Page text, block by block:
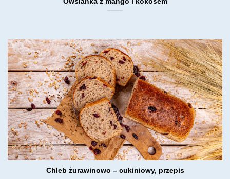
Chleb żurawinowo – cukiniowy, przepis